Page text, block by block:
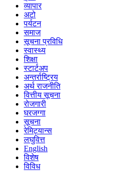
व्यापार
अटो
पर्यटन
समाज
सूचना प्रविधि
स्वास्थ्य
शिक्षा
स्टार्टअप
अन्तर्राष्ट्रिय
अर्थ राजनीति
वित्तीय सूचना
रोजगारी
घरजग्गा
सूचना
रेमिट्यान्स
लघुवित्त
English
विशेष
विविध